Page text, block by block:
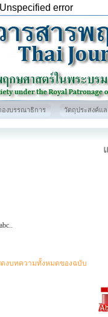
error
องบรรณาธิการ วัตถุประสงค์แ
abc..
งบทความทั้งหมดของฉบับ